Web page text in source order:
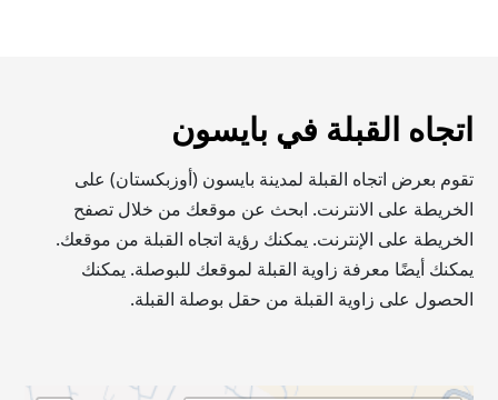
اتجاه القبلة في بايسون
تقوم بعرض اتجاه القبلة لمدينة بايسون (أوزبكستان) على
الخريطة على الانترنت. ابحث عن موقعك من خلال تصفح
الخريطة على الإنترنت. يمكنك رؤية اتجاه القبلة من موقعك.
يمكنك أيضًا معرفة زاوية القبلة لموقعك للبوصلة. يمكنك
الحصول على زاوية القبلة من حقل بوصلة القبلة.